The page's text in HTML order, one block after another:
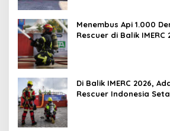
Menembus Api 1.000
Rescuer di Balik IMERC
Di Balik IMERC 2026,
Rescuer Indonesia